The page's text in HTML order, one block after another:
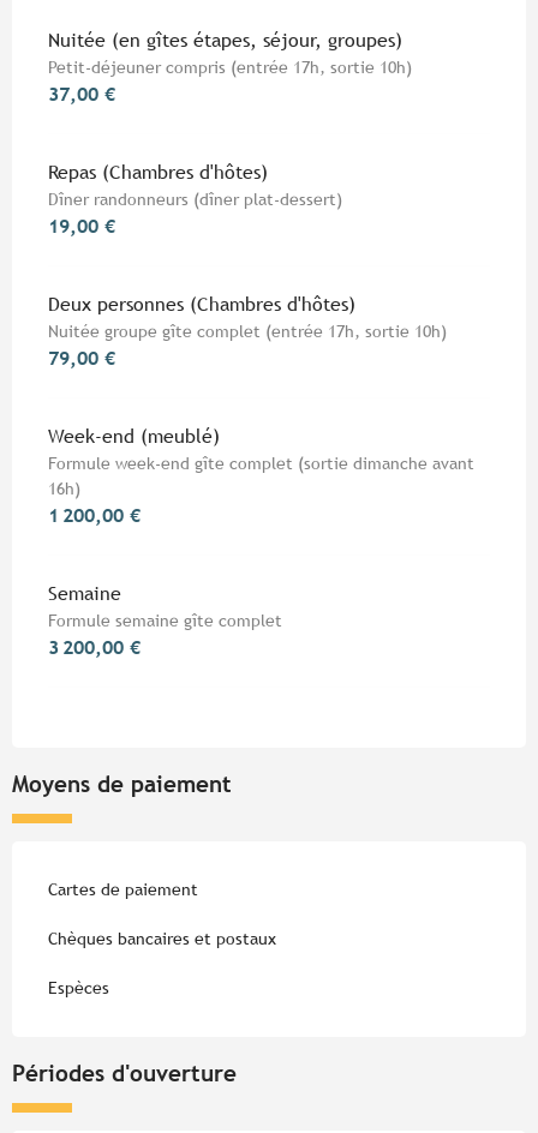
Tarifs 2026
Nuitée (en gîtes étapes, séjour, groupes)
Petit-déjeuner compris (entrée 17h, sortie 10h)
37,00 €
Repas (Chambres d'hôtes)
Dîner randonneurs (dîner plat-dessert)
19,00 €
Deux personnes (Chambres d'hôtes)
Nuitée groupe gîte complet (entrée 17h, sortie 10h)
79,00 €
Week-end (meublé)
Formule week-end gîte complet (sortie dimanche avant
16h)
1 200,00 €
Semaine
Formule semaine gîte complet
3 200,00 €
Moyens de paiement
Cartes de paiement
Chèques bancaires et postaux
Espèces
Périodes d'ouverture